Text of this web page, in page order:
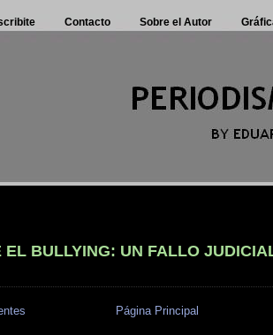
Contacto Sobre el Autor
EL BULLYING: UN FALLO
Página Principal